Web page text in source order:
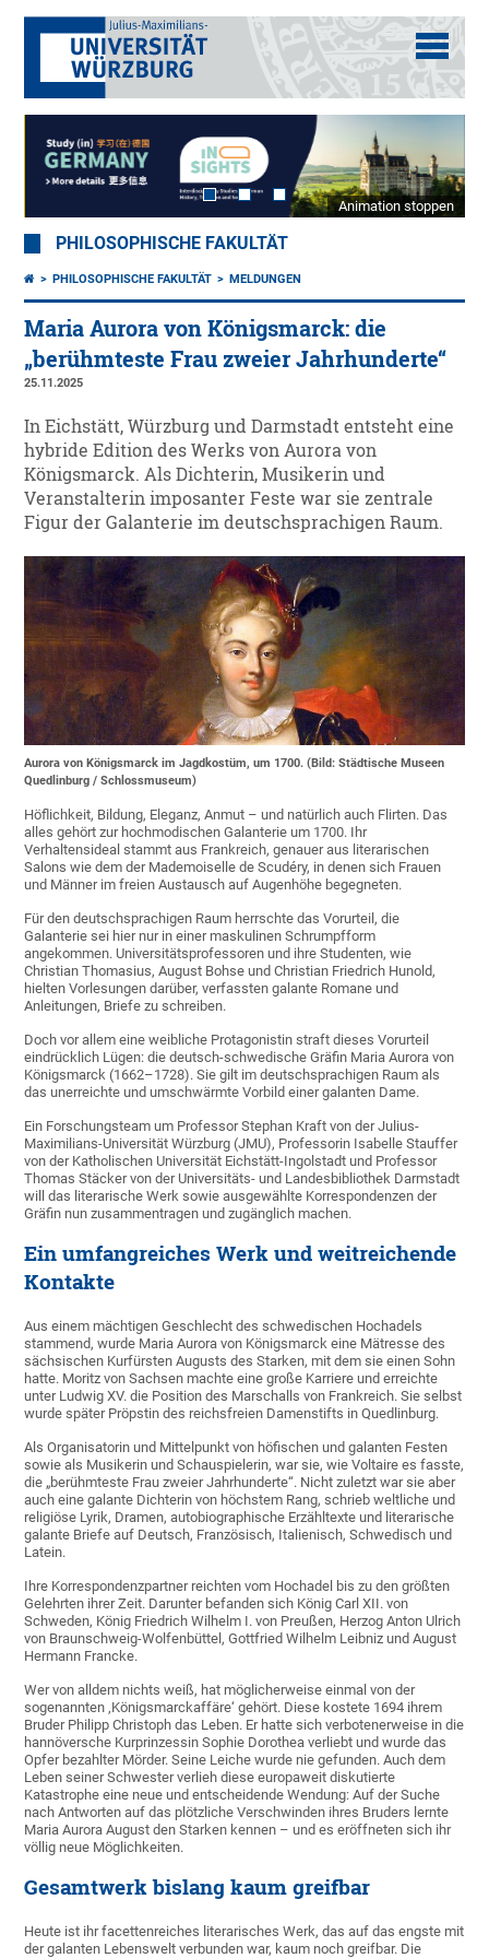
Animation stoppen
PHILOSOPHISCHE FAKULTÄT
PHILOSOPHISCHE FAKULTÄT MELDUNGEN
Maria Aurora von Königsmarck: die
„berühmteste Frau zweier Jahrhunderte“
25.11.2025
In Eichstätt, Würzburg und Darmstadt entsteht eine
hybride Edition des Werks von Aurora von
Königsmarck. Als Dichterin, Musikerin und
Veranstalterin imposanter Feste war sie zentrale
Figur der Galanterie im deutschsprachigen Raum.
Aurora von Königsmarck im Jagdkostüm, um 1700. (Bild: Städtische Museen
Quedlinburg / Schlossmuseum)
Höflichkeit, Bildung, Eleganz, Anmut – und natürlich auch Flirten. Das
alles gehört zur hochmodischen Galanterie um 1700. Ihr
Verhaltensideal stammt aus Frankreich, genauer aus literarischen
Salons wie dem der Mademoiselle de Scudéry, in denen sich Frauen
und Männer im freien Austausch auf Augenhöhe begegneten.
Für den deutschsprachigen Raum herrschte das Vorurteil, die
Galanterie sei hier nur in einer maskulinen Schrumpfform
angekommen. Universitätsprofessoren und ihre Studenten, wie
Christian Thomasius, August Bohse und Christian Friedrich Hunold,
hielten Vorlesungen darüber, verfassten galante Romane und
Anleitungen, Briefe zu schreiben.
Doch vor allem eine weibliche Protagonistin straft dieses Vorurteil
eindrücklich Lügen: die deutsch-schwedische Gräfin Maria Aurora von
Königsmarck (1662–1728). Sie gilt im deutschsprachigen Raum als
das unerreichte und umschwärmte Vorbild einer galanten Dame.
Ein Forschungsteam um Professor Stephan Kraft von der Julius-
Maximilians-Universität Würzburg (JMU), Professorin Isabelle Stauffer
von der Katholischen Universität Eichstätt-Ingolstadt und Professor
Thomas Stäcker von der Universitäts- und Landesbibliothek Darmstadt
will das literarische Werk sowie ausgewählte Korrespondenzen der
Gräfin nun zusammentragen und zugänglich machen.
Ein umfangreiches Werk und weitreichende
Kontakte
Aus einem mächtigen Geschlecht des schwedischen Hochadels
stammend, wurde Maria Aurora von Königsmarck eine Mätresse des
sächsischen Kurfürsten Augusts des Starken, mit dem sie einen Sohn
hatte. Moritz von Sachsen machte eine große Karriere und erreichte
unter Ludwig XV. die Position des Marschalls von Frankreich. Sie selbst
wurde später Pröpstin des reichsfreien Damenstifts in Quedlinburg.
Als Organisatorin und Mittelpunkt von höfischen und galanten Festen
sowie als Musikerin und Schauspielerin, war sie, wie Voltaire es fasste,
die „berühmteste Frau zweier Jahrhunderte“. Nicht zuletzt war sie aber
auch eine galante Dichterin von höchstem Rang, schrieb weltliche und
religiöse Lyrik, Dramen, autobiographische Erzähltexte und literarische
galante Briefe auf Deutsch, Französisch, Italienisch, Schwedisch und
Latein.
Ihre Korrespondenzpartner reichten vom Hochadel bis zu den größten
Gelehrten ihrer Zeit. Darunter befanden sich König Carl XII. von
Schweden, König Friedrich Wilhelm I. von Preußen, Herzog Anton Ulrich
von Braunschweig-Wolfenbüttel, Gottfried Wilhelm Leibniz und August
Hermann Francke.
Wer von alldem nichts weiß, hat möglicherweise einmal von der
sogenannten ‚Königsmarckaffäre‘ gehört. Diese kostete 1694 ihrem
Bruder Philipp Christoph das Leben. Er hatte sich verbotenerweise in die
hannöversche Kurprinzessin Sophie Dorothea verliebt und wurde das
Opfer bezahlter Mörder. Seine Leiche wurde nie gefunden. Auch dem
Leben seiner Schwester verlieh diese europaweit diskutierte
Katastrophe eine neue und entscheidende Wendung: Auf der Suche
nach Antworten auf das plötzliche Verschwinden ihres Bruders lernte
Maria Aurora August den Starken kennen – und es eröffneten sich ihr
völlig neue Möglichkeiten.
Gesamtwerk bislang kaum greifbar
Heute ist ihr facettenreiches literarisches Werk, das auf das engste mit
der galanten Lebenswelt verbunden war, kaum noch greifbar. Die